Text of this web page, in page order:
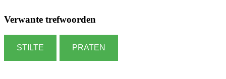
Verwante trefwoorden
STILTE PRATEN